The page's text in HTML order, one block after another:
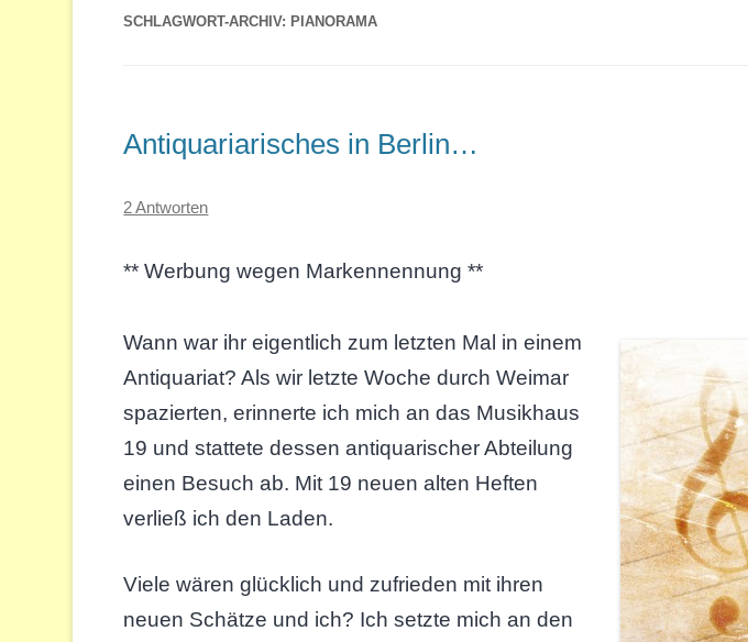
SCHLAGWORT-ARCHIV: PIANORAMA
Antiquariarisches in Berlin…
2 Antworten
** Werbung wegen Markennennung **
Wann war ihr eigentlich zum letzten Mal in einem
Antiquariat? Als wir letzte Woche durch Weimar
spazierten, erinnerte ich mich an das Musikhaus
19 und stattete dessen antiquarischer Abteilung
einen Besuch ab. Mit 19 neuen alten Heften
verließ ich den Laden.
Viele wären glücklich und zufrieden mit ihren
neuen Schätze und ich? Ich setzte mich an den